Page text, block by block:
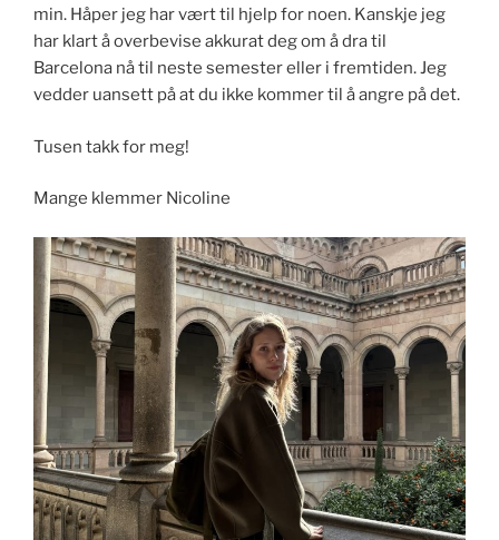
min. Håper jeg har vært til hjelp for noen. Kanskje jeg
har klart å overbevise akkurat deg om å dra til
Barcelona nå til neste semester eller i fremtiden. Jeg
vedder uansett på at du ikke kommer til å angre på det.
Tusen takk for meg!
Mange klemmer Nicoline